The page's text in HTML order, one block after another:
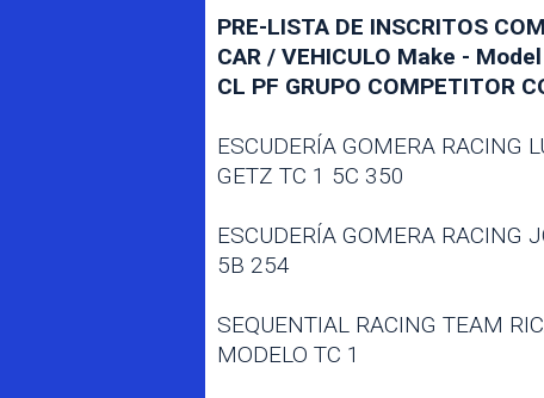
PRE-LISTA DE INSCRITOS
CAR / VEHICULO Make -
CL PF GRUPO COMPETITOR
ESCUDERÍA GOMERA RACING
GETZ TC 1 5C 350
ESCUDERÍA GOMERA RACING
5B 254
SEQUENTIAL RACING TEAM
MODELO TC 1